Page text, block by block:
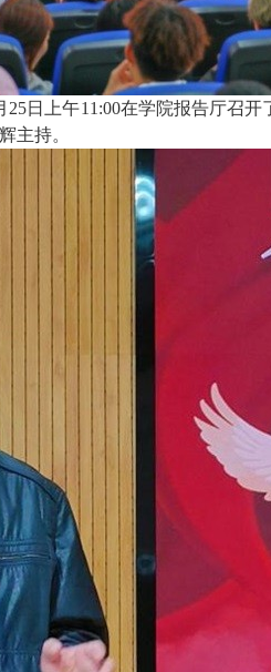
日上午11:00在学院报告厅召
主持。